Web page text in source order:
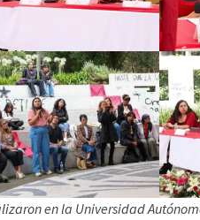
en la Universidad